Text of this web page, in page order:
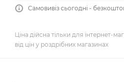
Самовивіз сьогодні -
Ціна дійсна тільки для інтернет-
від цін у роздрібних магазинах